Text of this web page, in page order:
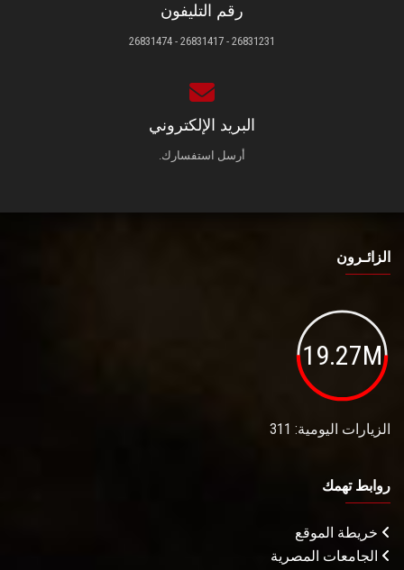
رقم التليفون
26831231 - 26831417 - 26831474
البريد الإلكتروني
أرسل استفسارك.
الزائـرون
19.27M
الزيارات اليومية: 311
روابط تهمك
خريطة الموقع
الجامعات المصرية